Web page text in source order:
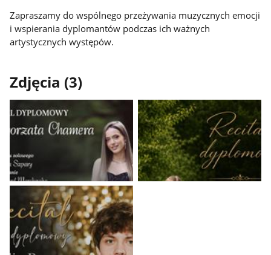
Zapraszamy do wspólnego przeżywania muzycznych emocji
i wspierania dyplomantów podczas ich ważnych
artystycznych występów.
Zdjęcia (3)
Pokaż
zdjęcie
1
galerii.